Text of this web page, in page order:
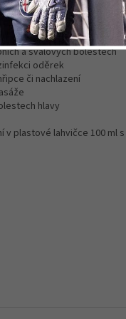
nerolu a dalších.
můžete použít
a svalových bolestech
oděrek
či nachlazení
hlavy
v plastové lahvičce 100 ml